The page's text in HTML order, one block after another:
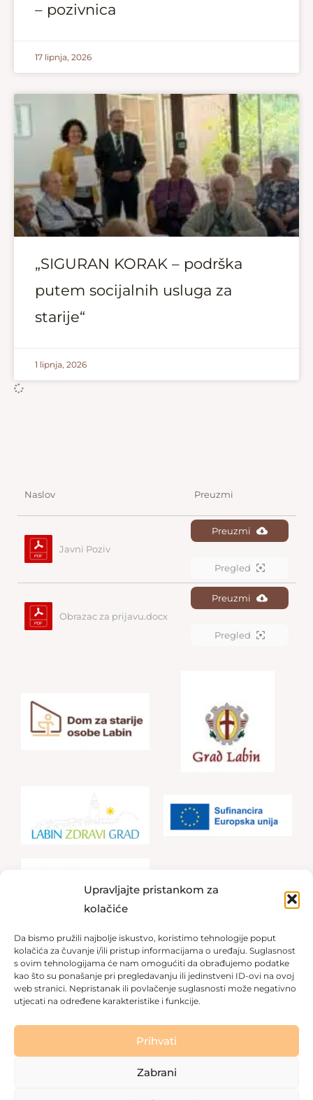
Upravljajte pristankom za
kolačiće
Da bismo pružili najbolje iskustvo, koristimo tehnologije poput
kolačića za čuvanje i/ili pristup informacijama o uređaju. Suglasnost
s ovim tehnologijama će nam omogućiti da obrađujemo podatke
kao što su ponašanje pri pregledavanju ili jedinstveni ID-ovi na ovoj
web stranici. Nepristanak ili povlačenje suglasnosti može negativno
utjecati na određene karakteristike i funkcije.
Prihvati
Zabrani
– pozivnica
17 lipnja, 2026
„SIGURAN KORAK – podrška
putem socijalnih usluga za
starije“
1 lipnja, 2026
Naslov Preuzmi
Javni Poziv
Preuzmi
Pregled
Obrazac za prijavu.docx
Preuzmi
Pregled
Jeste li starija osoba ili imate stariju osobu?